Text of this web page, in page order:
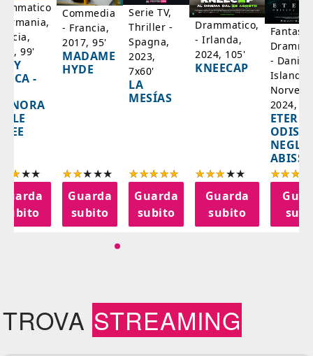
99'
-
subito
Commedia
- Francia,
2017, 95'
MADAME
HYDE
Guarda
subito
Serie TV,
Thriller -
Spagna,
2023,
7x60'
LA
MESÍAS
Guarda
subito
Drammatico,
- Irlanda,
2024, 105'
KNEECAP
Guarda
subito
-
Islanda,
2024,
NEGLI
ABISSI
TROVA STREAMING